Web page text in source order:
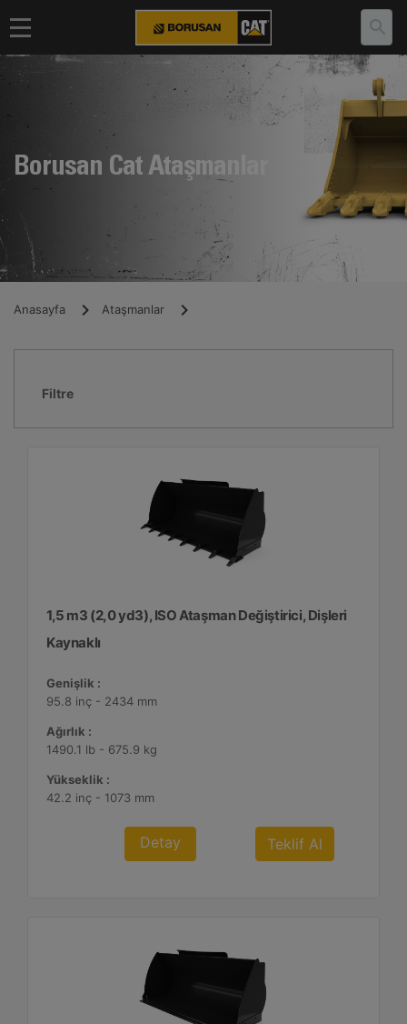
Borusan Cat Ataşmanlar
Anasayfa Ataşmanlar
Filtre
1,5 m3 (2,0 yd3), ISO Ataşman Değiştirici, Dişleri
Kaynaklı
Genişlik :
95.8 inç - 2434 mm
Ağırlık :
1490.1 lb - 675.9 kg
Yükseklik :
42.2 inç - 1073 mm
Detay Teklif Al